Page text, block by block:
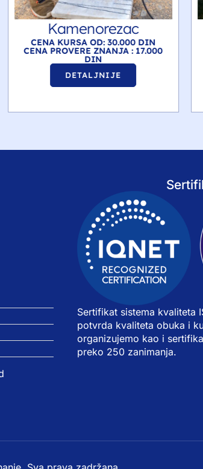
Rukovalac bagera
CENA KURSA OD: 36.000 DIN
CENA PROVERE ZNANJA : 19.000
DIN
DETALJNIJE
Sertifikat sistema kvaliteta
potvrda kvaliteta obuka i
organizujemo kao i
preko 250 zanimanja.